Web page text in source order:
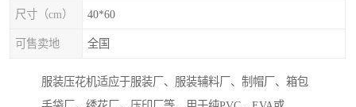
尺寸（cm） 40*60
可售卖地 全国
服装压花机适应于服装厂、服装辅料厂、制帽厂、箱包